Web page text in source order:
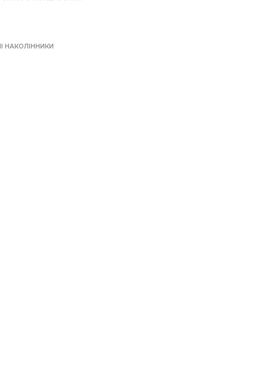
НАКОЛІННИКИ